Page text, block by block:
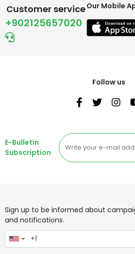
Customer service
+902125657020
Our Mobile
Follow us
E-Bulletin
Subscription
Sign up to be informed about
and notifications.